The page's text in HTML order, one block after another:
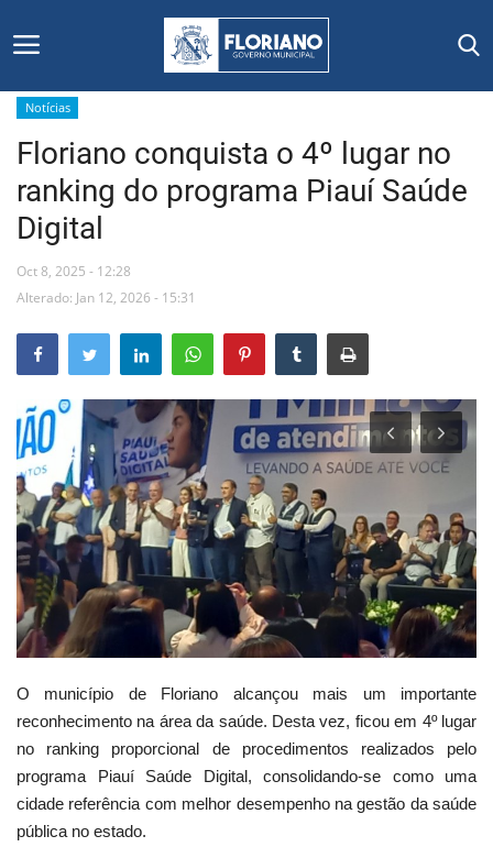
Início
Editais
Floriano
Mural de Licitações
Notícias
Vídeos
Webmail
Contato
Notícias
Floriano conquista o 4º lugar no
ranking do programa Piauí Saúde
Digital
Oct 8, 2025 - 12:28
Alterado: Jan 12, 2026 - 15:31
O município de Floriano alcançou mais um importante
reconhecimento na área da saúde. Desta vez, ficou em 4º lugar
no ranking proporcional de procedimentos realizados pelo
programa Piauí Saúde Digital, consolidando-se como uma
cidade referência com melhor desempenho na gestão da saúde
pública no estado.